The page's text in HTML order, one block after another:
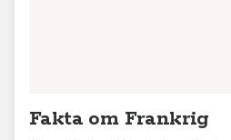
Fakta om Frankrig